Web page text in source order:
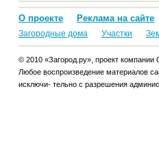
О проекте Реклама на сайте
Загородные дома Участки
© 2010 «Загород.ру», проект
Любое воспроизведение материалов
исключи- тельно с разрешения